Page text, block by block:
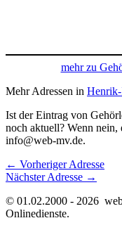
mehr zu
Mehr Adressen in Henrik-
Ist der Eintrag von
noch aktuell? Wenn nein,
info@web-mv.de.
← Vorheriger Adresse
Nächster Adresse →
© 01.02.2000 - 2026
Onlinedienste.